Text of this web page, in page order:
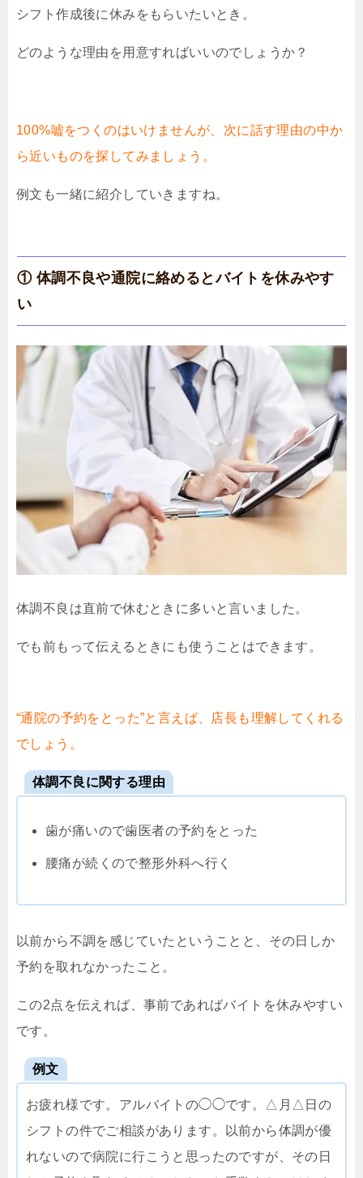
シフト作成後に休みをもらいたいとき。
どのような理由を用意すればいいのでしょうか？
100%嘘をつくのはいけませんが、次に話す理由の中か
ら近いものを探してみましょう。
例文も一緒に紹介していきますね。
① 体調不良や通院に絡めるとバイトを休みやす
い
体調不良は直前で休むときに多いと言いました。
でも前もって伝えるときにも使うことはできます。
“通院の予約をとった”と言えば、店長も理解してくれる
でしょう。
体調不良に関する理由
歯が痛いので歯医者の予約をとった
腰痛が続くので整形外科へ行く
以前から不調を感じていたということと、その日しか
予約を取れなかったこと。
この2点を伝えれば、事前であればバイトを休みやすい
です。
例文
お疲れ様です。アルバイトの◯◯です。△月△日の
シフトの件でご相談があります。以前から体調が優
れないので病院に行こうと思ったのですが、その日